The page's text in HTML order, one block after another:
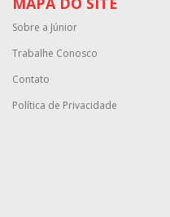
Sobre a Júnior
Trabalhe Conosco
Contato
Política de Privacidade